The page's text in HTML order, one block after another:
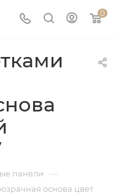
0
панели —
основа цвет